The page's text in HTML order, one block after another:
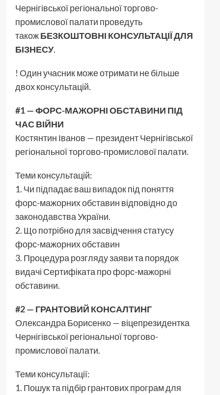
Чернігівської регіональної торгово-
промислової палати проведуть
такожБЕЗКОШТОВНІ КОНСУЛЬТАЦІЇ ДЛЯ
БІЗНЕСУ.
! Один учасник може отримати не більше
двох консультацій.
#1 — ФОРС-МАЖОРНІ ОБСТАВИНИ ПІД
ЧАС ВІЙНИ
Костянтин Іванов — президент Чернігівської
регіональної торгово-промислової палати.
Теми консультацій:
1. Чи підпадає ваш випадок під поняття
форс-мажорних обставин відповідно до
законодавства України.
2. Що потрібно для засвідчення статусу
форс-мажорних обставин
3. Процедура розгляду заяви та порядок
видачі Сертифіката про форс-мажорні
обставини.
#2 — ГРАНТОВИЙ КОНСАЛТИНГ
Олександра Борисенко — віцепрезидентка
Чернігівської регіональної торгово-
промислової палати.
Теми консультації:
1. Пошук та підбір грантових програм для